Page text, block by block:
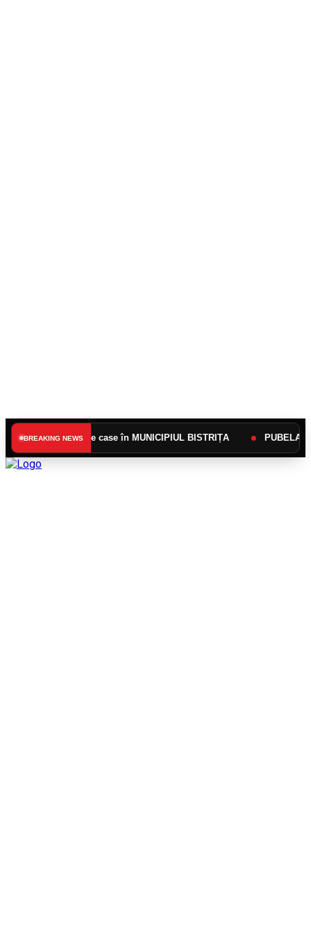
BREAKING NEWS
de case în MUNICIPIUL BISTRIȚA PUBELA VERDE NU